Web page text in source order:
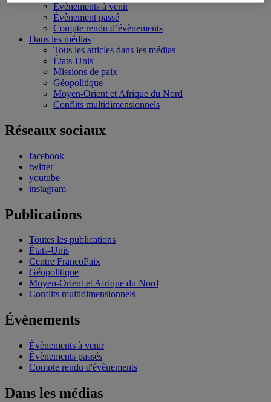
Évènements à venir
Évènement passé
Compte rendu d’évènements
Dans les médias
Tous les articles dans les médias
États-Unis
Missions de paix
Géopolitique
Moyen-Orient et Afrique du Nord
Conflits multidimensionnels
Réseaux sociaux
facebook
twitter
youtube
instagram
Publications
Toutes les publications
États-Unis
Centre FrancoPaix
Géopolitique
Moyen-Orient et Afrique du Nord
Conflits multidimensionnels
Évènements
Évènements à venir
Évènements passés
Compte rendu d'évènements
Dans les médias